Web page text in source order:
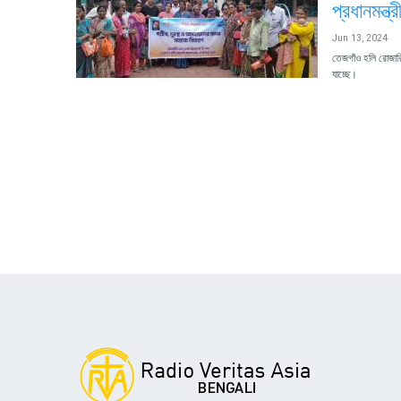
Jun 13, 2024
তেজগাঁও হলি
যাচ্ছে।